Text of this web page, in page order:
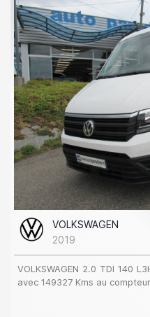
VOLKSWAGEN
2019
VOLKSWAGEN 2.0 TDI 140
avec 149327 Kms au